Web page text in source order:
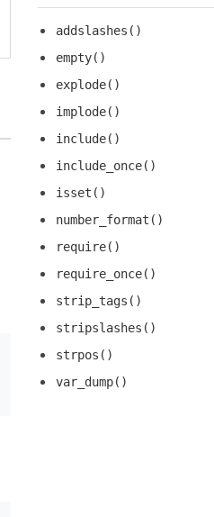
addslashes()
empty()
explode()
implode()
include()
include_once()
isset()
number_format()
require()
require_once()
strip_tags()
stripslashes()
strpos()
var_dump()